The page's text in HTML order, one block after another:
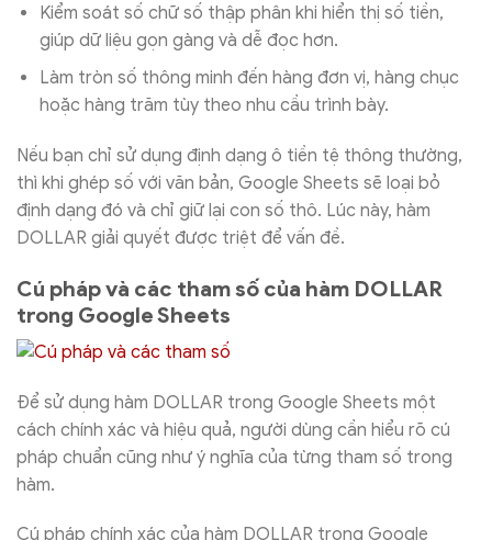
Kiểm soát số chữ số thập phân khi hiển thị số tiền,
giúp dữ liệu gọn gàng và dễ đọc hơn.
Làm tròn số thông minh đến hàng đơn vị, hàng chục
hoặc hàng trăm tùy theo nhu cầu trình bày.
Nếu bạn chỉ sử dụng định dạng ô tiền tệ thông thường,
thì khi ghép số với văn bản, Google Sheets sẽ loại bỏ
định dạng đó và chỉ giữ lại con số thô. Lúc này, hàm
DOLLAR giải quyết được triệt để vấn đề.
Cú pháp và các tham số của hàm DOLLAR
trong Google Sheets
Để sử dụng hàm DOLLAR trong Google Sheets một
cách chính xác và hiệu quả, người dùng cần hiểu rõ cú
pháp chuẩn cũng như ý nghĩa của từng tham số trong
hàm.
Cú pháp chính xác của hàm DOLLAR trong Google